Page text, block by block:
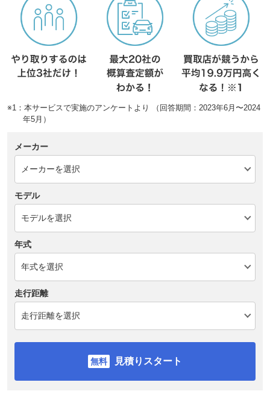
※1：本サービスで実施のアンケートより （回答期間：2023年6月〜2024
年5月）
メーカー
モデル
年式
走行距離
見積りスタート